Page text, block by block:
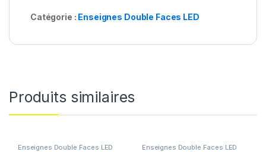
Catégorie : Enseignes Double Faces LED
Produits similaires
Enseignes Double Faces LED Enseignes Double Faces LED